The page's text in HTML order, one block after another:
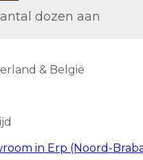
dozen aan
& België
in Erp (Noord-